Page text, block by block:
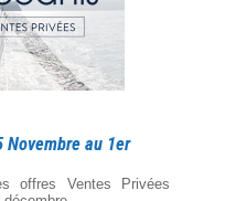
Novembre au 1er
offres Ventes Privées